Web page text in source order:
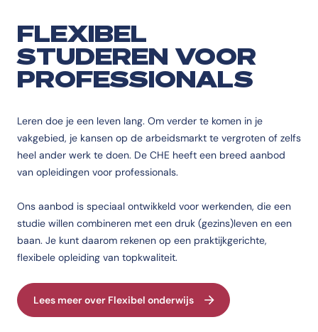
FLEXIBEL
STUDEREN VOOR
PROFESSIONALS
Leren doe je een leven lang. Om verder te komen in je
vakgebied, je kansen op de arbeidsmarkt te vergroten of zelfs
heel ander werk te doen. De CHE heeft een breed aanbod
van opleidingen voor professionals.
Ons aanbod is speciaal ontwikkeld voor werkenden, die een
studie willen combineren met een druk (gezins)leven en een
baan. Je kunt daarom rekenen op een praktijkgerichte,
flexibele opleiding van topkwaliteit.
Lees meer over Flexibel onderwijs